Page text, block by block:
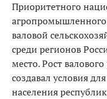
Приоритетного
валовой
среди регионов
место. Рост
создавал условия
населения